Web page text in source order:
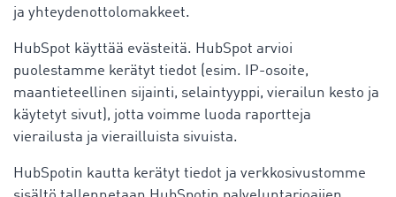
ja yhteydenottolomakkeet.
HubSpot käyttää evästeitä. HubSpot arvioi
puolestamme kerätyt tiedot (esim. IP-osoite,
maantieteellinen sijainti, selaintyyppi, vierailun kesto ja
käytetyt sivut), jotta voimme luoda raportteja
vierailusta ja vierailluista sivuista.
HubSpotin kautta kerätyt tiedot ja verkkosivustomme